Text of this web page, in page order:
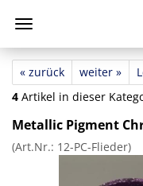
« zurück weiter »
4 Artikel in dieser
Metallic Pigment
(Art.Nr.: 12-PC-Flieder)